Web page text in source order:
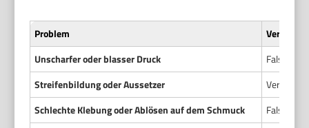
Problem
Unscharfer oder blasser Druck
Falsche
Streifenbildung oder Aussetzer
Schlechte Klebung oder Ablösen auf dem Schmuck
Falscher